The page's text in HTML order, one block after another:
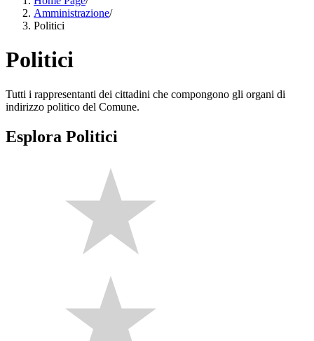
Amministrazione/
Politici
Politici
Tutti i rappresentanti dei cittadini che compongono gli organi di
indirizzo politico del Comune.
Esplora Politici